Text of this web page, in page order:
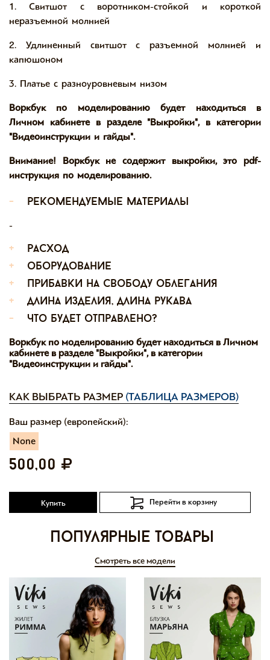
1. Свитшот с воротником-стойкой и короткой
неразъемной молнией
2. Удлиненный свитшот с разъемной молнией и
капюшоном
3. Платье с разноуровневым низом
Воркбук по моделированию будет находиться в
Личном кабинете в разделе "Выкройки", в категории
"Видеоинструкции и гайды".
Внимание! Воркбук не содержит выкройки, это pdf-
инструкция по моделированию.
-
рекомендуемые материалы
-
+
расход
+
оборудование
+
прибавки на свободу облегания
+
длина изделия, длина рукава
-
что будет отправлено?
Воркбук по моделированию будет находиться в Личном
кабинете в разделе "Выкройки", в категории
"Видеоинструкции и гайды".
КАК ВЫБРАТЬ РАЗМЕР (ТАБЛИЦА РАЗМЕРОВ)
Ваш размер (европейский):
None
500,00
Купить Перейти в корзину
Популярные товары
Смотреть все модели